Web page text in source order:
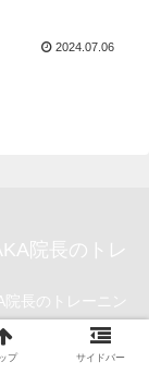
2024.07.06
院長のトレ
長のトレーニン
プ サイドバー